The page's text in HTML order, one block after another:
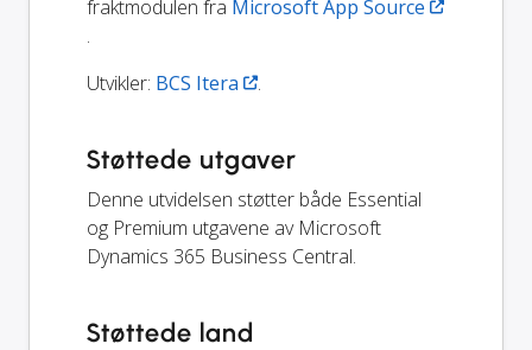
fraktmodulen fra Microsoft App Source
.
Utvikler: BCS Itera .
Støttede utgaver
Denne utvidelsen støtter både Essential
og Premium utgavene av Microsoft
Dynamics 365 Business Central.
Støttede land